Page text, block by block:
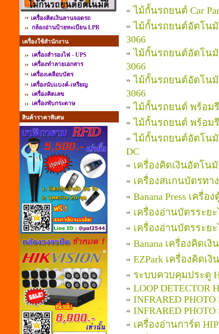
เครื่องคิดเงินลานจอดรถ
กล้องอ่านป้ายทะเบียน LPR
เครื่องใช้สำนักงาน
เครื่องสำรองไฟ - UPS
เครื่องทำลายเอกสาร
เครื่องเคลือบบัตร
เครื่องนับแบงค์-เหรียญ
เครื่องคิดเลข
เครื่องพับกระดาษ
สินค้าราคาพิเศษ
ไม้กั้นรถยนต์ Car
ไม้กั้นรถยนต์อัตโนมั
3066
ไม้กั้นรถยนต์อัตโนมั
3066
ไม้กั้นรถยนต์อัตโนมั
3066
ไม้กั้นรถยนต์ พร้อมรี
ไม้กั้นรถยนต์ พร้อมรี
ไม้กั้นรถยนต์อัตโนมั
DC
เครื่องคิดเงินอัตโนมั
เครื่องสแกนบัตรทา
Banana Press เครื่
เครื่องอ่านบัตรระยะ
เครื่องอ่านบัตรระยะ
Banana เครื่องคิดเ
EZPark เครื่องคิดเ
ระบบควบคุมประตู
LOOP DETECTOR
INFRARED PHOTO
INFRARED PHOTO
เครื่องอ่านการ์ด